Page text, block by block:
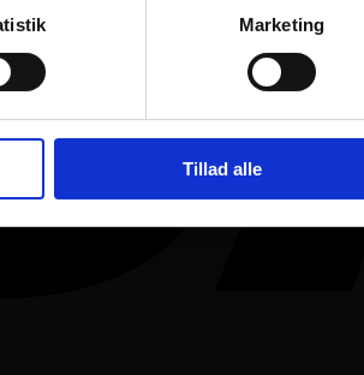
Marketing
Tillad alle